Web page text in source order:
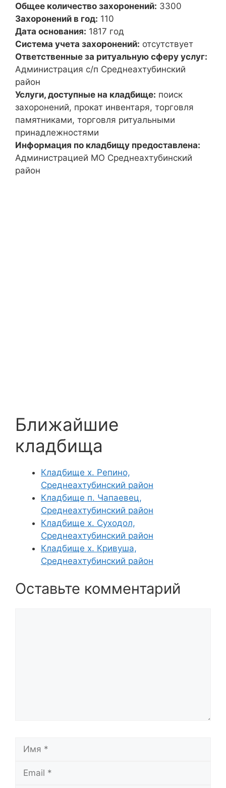
Общее количество захоронений: 3300
Захоронений в год: 110
Дата основания: 1817 год
Система учета захоронений: отсутствует
Ответственные за ритуальную сферу услуг:
Администрация с/п Среднеахтубинский
район
Услуги, доступные на кладбище: поиск
захоронений, прокат инвентаря, торговля
памятниками, торговля ритуальными
принадлежностями
Информация по кладбищу предоставлена:
Администрацией МО Среднеахтубинский
район
Ближайшие
кладбища
Кладбище х. Репино,
Среднеахтубинский район
Кладбище п. Чапаевец,
Среднеахтубинский район
Кладбище х. Суходол,
Среднеахтубинский район
Кладбище х. Кривуша,
Среднеахтубинский район
Оставьте комментарий